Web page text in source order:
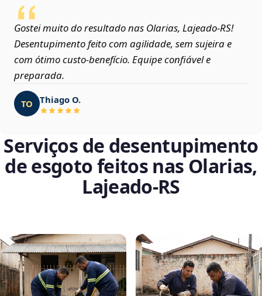
Gostei muito do resultado nas Olarias, Lajeado‑RS!
Desentupimento feito com agilidade, sem sujeira e
com ótimo custo-benefício. Equipe confiável e
preparada.
TO Thiago O.
Serviços de desentupimento
de esgoto feitos nas Olarias,
Lajeado‑RS